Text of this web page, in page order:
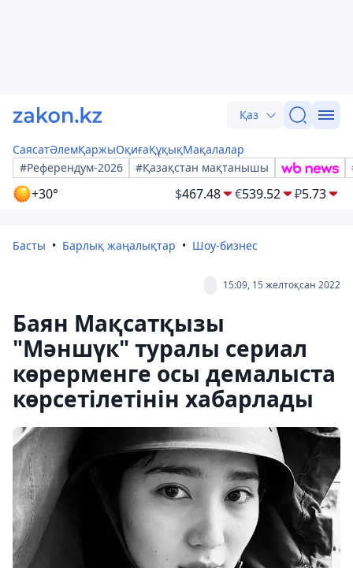
Қаз
СаясатӘлемҚаржыОқиғаҚұқықМақалалар
#Референдум-2026
#Қазақстан мақтанышы
+30° $467.48 €539.52 ₽5.73
Басты Барлық жаңалықтар Шоу-бизнес
15:09, 15 желтоқсан 2022
Баян Мақсатқызы
"Мәншүк" туралы сериал
көрерменге осы демалыста
көрсетілетінін хабарлады